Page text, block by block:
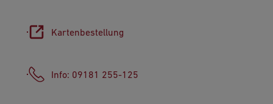
Kartenbestellung
Info: 09181 255-125